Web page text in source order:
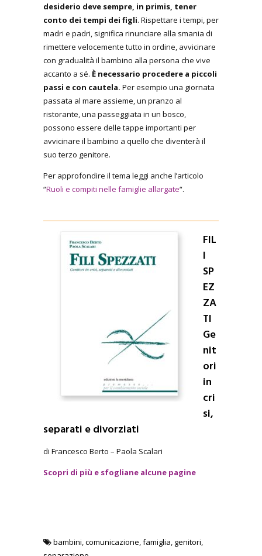
desiderio deve sempre, in primis, tener
conto dei tempi dei figli. Rispettare i tempi, per
madri e padri, significa rinunciare alla smania di
rimettere velocemente tutto in ordine, avvicinare
con gradualità il bambino alla persona che vive
accanto a sé. È necessario procedere a piccoli
passi e con cautela. Per esempio una giornata
passata al mare assieme, un pranzo al
ristorante, una passeggiata in un bosco,
possono essere delle tappe importanti per
avvicinare il bambino a quello che diventerà il
suo terzo genitore.
Per approfondire il tema leggi anche l’articolo
“Ruoli e compiti nelle famiglie allargate“.
FIL
I
SP
EZ
ZA
TI
Ge
nit
ori
in
cri
si,
separati e divorziati
di Francesco Berto – Paola Scalari
Scopri di più e sfogliane alcune pagine
bambini,comunicazione,famiglia, genitori,